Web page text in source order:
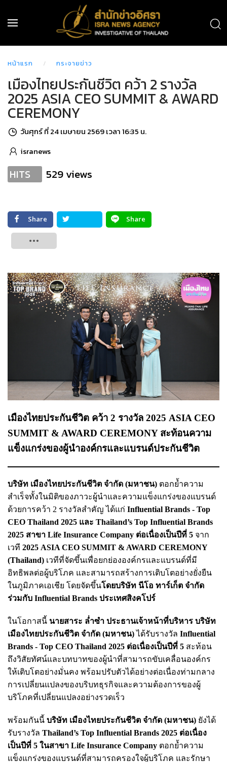
หน้าแรก กระจายข่าว
เมืองไทยประกันชีวิต คว้า 2 รางวัล
2025 ASIA CEO SUMMIT & AWARD
CEREMONY
วันศุกร์ ที่ 24 เมษายน 2569 เวลา 16:35 น.
isranews
HITS 529 views
Share
Share
เมืองไทยประกันชีวิต คว้า 2 รางวัล 2025 ASIA CEO
SUMMIT & AWARD CEREMONY สะท้อนความ
แข็งแกร่งของผู้นำองค์กรและแบรนด์ประกันชีวิต
บริษัท เมืองไทยประกันชีวิต จำกัด (มหาชน) ตอกย้ำความ
สำเร็จทั้งในมิติของภาวะผู้นำและความแข็งแกร่งของแบรนด์
ด้วยการคว้า 2 รางวัลสำคัญ ได้แก่ Influential Brands - Top
CEO Thailand 2025 และ Thailand’s Top Influential Brands
2025 สาขา Life Insurance Company ต่อเนื่องเป็นปีที่ 5 จาก
เวที 2025 ASIA CEO SUMMIT & AWARD CEREMONY
(Thailand) เวทีที่จัดขึ้นเพื่อยกย่ององค์กรและแบรนด์ที่มี
อิทธิพลต่อผู้บริโภค และสามารถสร้างการเติบโตอย่างยั่งยืน
ในภูมิภาคเอเชีย โดยจัดขึ้นโดยบริษัท นีโอ ทาร์เก็ต จำกัด
ร่วมกับ Influential Brands ประเทศสิงคโปร์
ในโอกาสนี้ นายสาระ ล่ำซำ ประธานเจ้าหน้าที่บริหาร บริษัท
เมืองไทยประกันชีวิต จำกัด (มหาชน)ได้รับรางวัล Influential
Brands - Top CEO Thailand 2025 ต่อเนื่องเป็นปีที่ 5 สะท้อน
ถึงวิสัยทัศน์และบทบาทของผู้นำที่สามารถขับเคลื่อนองค์กร
ให้เติบโตอย่างมั่นคง พร้อมปรับตัวได้อย่างต่อเนื่องท่ามกลาง
การเปลี่ยนแปลงของบริบทธุรกิจและความต้องการของผู้
บริโภคที่เปลี่ยนแปลงอย่างรวดเร็ว
พร้อมกันนี้ บริษัท เมืองไทยประกันชีวิต จำกัด (มหาชน) ยังได้
รับรางวัล Thailand’s Top Influential Brands 2025 ต่อเนื่อง
เป็นปีที่ 5 ในสาขา Life Insurance Company ตอกย้ำความ
แข็งแกร่งของแบรนด์ที่สามารถครองใจผู้บริโภค และรักษา